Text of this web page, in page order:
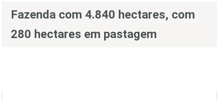
Fazenda com 4.840 hectares, com
280 hectares em pastagem